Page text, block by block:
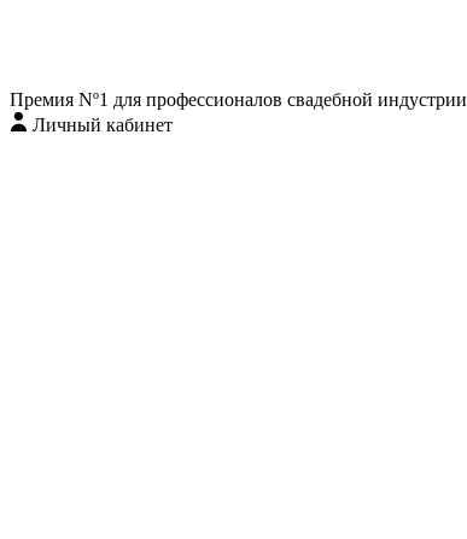
Премия Nº1 для профессионалов свадебной индустрии
Личный кабинет